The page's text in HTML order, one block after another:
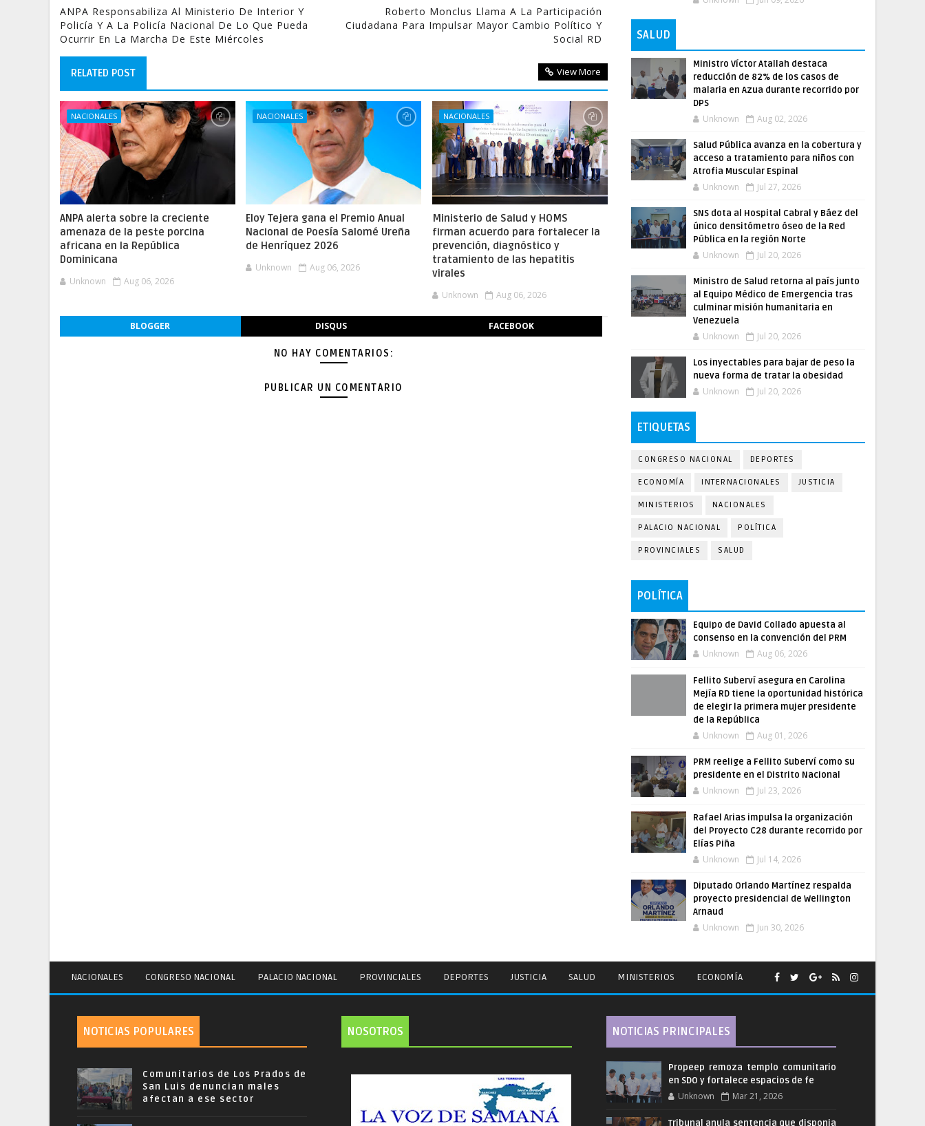
ANPA Responsabiliza Al Ministerio De Interior Y
Policía Y A La Policía Nacional De Lo Que Pueda
Ocurrir En La Marcha De Este Miércoles
Roberto Monclus Llama A La Participación
Ciudadana Para Impulsar Mayor Cambio Político Y
Social RD
RELATED POST View More
NACIONALES
ANPA alerta sobre la creciente
amenaza de la peste porcina
africana en la República
Dominicana
Unknown Aug 06, 2026
NACIONALES
Eloy Tejera gana el Premio Anual
Nacional de Poesía Salomé Ureña
de Henríquez 2026
Unknown Aug 06, 2026
NACIONALES
Ministerio de Salud y HOMS
firman acuerdo para fortalecer la
prevención, diagnóstico y
tratamiento de las hepatitis
virales
Unknown Aug 06, 2026
BLOGGER DISQUS FACEBOOK
NO HAY COMENTARIOS:
PUBLICAR UN COMENTARIO
SALUD
Ministro Víctor Atallah destaca
reducción de 82% de los casos de
malaria en Azua durante recorrido por
DPS
Unknown Aug 02, 2026
Salud Pública avanza en la cobertura y
acceso a tratamiento para niños con
Atrofia Muscular Espinal
Unknown Jul 27, 2026
SNS dota al Hospital Cabral y Báez del
único densitómetro óseo de la Red
Pública en la región Norte
Unknown Jul 20, 2026
Ministro de Salud retorna al país junto
al Equipo Médico de Emergencia tras
culminar misión humanitaria en
Venezuela
Unknown Jul 20, 2026
Los inyectables para bajar de peso la
nueva forma de tratar la obesidad
Unknown Jul 20, 2026
ETIQUETAS
CONGRESO NACIONAL DEPORTES
ECONOMÍA INTERNACIONALES JUSTICIA
MINISTERIOS NACIONALES
PALACIO NACIONAL POLÍTICA
PROVINCIALES SALUD
POLÍTICA
Equipo de David Collado apuesta al
consenso en la convención del PRM
Unknown Aug 06, 2026
Fellito Suberví asegura en Carolina
Mejía RD tiene la oportunidad histórica
de elegir la primera mujer presidente
de la República
Unknown Aug 01, 2026
PRM reelige a Fellito Suberví como su
presidente en el Distrito Nacional
Unknown Jul 23, 2026
Rafael Arias impulsa la organización
del Proyecto C28 durante recorrido por
Elías Piña
Unknown Jul 14, 2026
Diputado Orlando Martínez respalda
proyecto presidencial de Wellington
Arnaud
Unknown Jun 30, 2026
NACIONALES CONGRESO NACIONAL PALACIO NACIONAL PROVINCIALES DEPORTES JUSTICIA SALUD MINISTERIOS ECONOMÍA
NOTICIAS POPULARES
Comunitarios de Los Prados de
San Luis denuncian males
afectan a ese sector
NOSOTROS NOTICIAS PRINCIPALES
Propeep remoza templo comunitario
en SDO y fortalece espacios de fe
Unknown Mar 21, 2026
Tribunal anula sentencia que disponia